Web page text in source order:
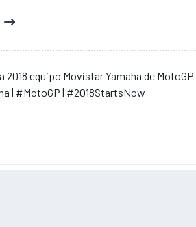
equipo Movistar Yamaha de MotoGP
| #MotoGP | #2018StartsNow